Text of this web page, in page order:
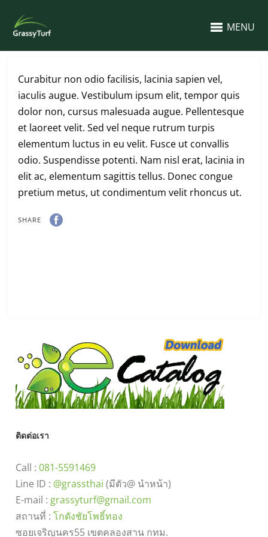
MENU
Curabitur non odio facilisis, lacinia sapien vel,
iaculis augue. Vestibulum ipsum elit, tempor quis
dolor non, cursus malesuada augue. Pellentesque
et laoreet velit. Sed vel neque rutrum turpis
elementum luctus in eu velit. Fusce ut convallis
odio. Suspendisse potenti. Nam nisl erat, lacinia in
elit ac, elementum sagittis tellus. Donec congue
pretium metus, ut condimentum velit rhoncus ut.
SHARE
ติดต่อเรา
Call :081-5591469
Line ID : @grassthai (มีตัว@ นำหน้า)
E-mail : grassyturf@gmail.com
สถานที่ :โกดังชัยโพธิ์ทอง
ซอยเจริญนคร55 เขตคลองสาน กทม.